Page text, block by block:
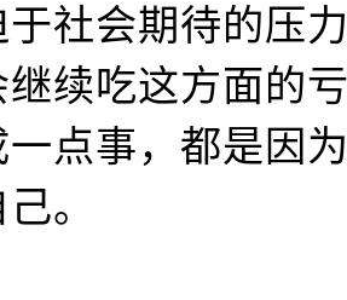
社会期待的压
继续吃这方面的
点事，都是因
。